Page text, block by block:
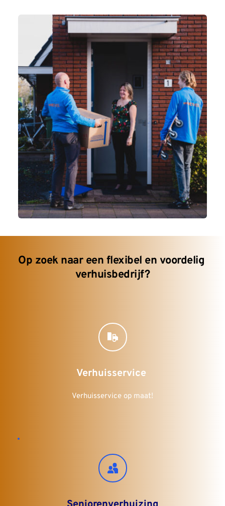
Op zoek naar een flexibel en voordelig
verhuisbedrijf?
Verhuisservice
Verhuisservice op maat!